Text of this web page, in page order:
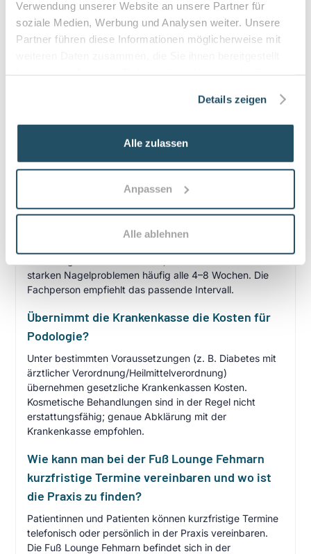
Verwendung unserer Website an unsere Partner für
soziale Medien, Werbung und Analysen weiter. Unsere
Partner führen diese Informationen möglicherweise mit
Details zeigen
Alle zulassen
Anpassen
Alle ablehnen
Häufige Fragen zum Praxisbesuch
Was ist Podologie bzw. medizinische
Fußpflege und wann ist sie sinnvoll?
z. B. eingewachsenen Nägeln, Hornhaut oder
Schmerzen. Sie ist sinnvoll bei akuten Beschwerden, zur
Wie häufig sollten Patientinnen und Patienten
starken Nagelproblemen häufig alle 4–8 Wochen. Die
Fachperson empfiehlt das passende Intervall.
Übernimmt die Krankenkasse die Kosten für
Podologie?
Unter bestimmten Voraussetzungen (z. B. Diabetes mit
ärztlicher Verordnung/Heilmittelverordnung)
übernehmen gesetzliche Krankenkassen Kosten.
Kosmetische Behandlungen sind in der Regel nicht
erstattungsfähig; genaue Abklärung mit der
Krankenkasse empfohlen.
Wie kann man bei der Fuß Lounge Fehmarn
kurzfristige Termine vereinbaren und wo ist
die Praxis zu finden?
Patientinnen und Patienten können kurzfristige Termine
telefonisch oder persönlich in der Praxis vereinbaren.
Die Fuß Lounge Fehmarn befindet sich in der